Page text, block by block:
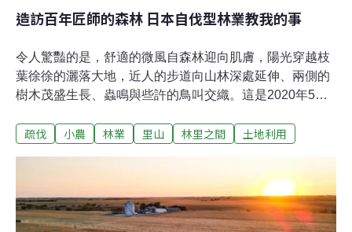
造訪百年匠師的森林 日本自伐型林業教我的事
令人驚豔的是，舒適的微風自森林迎向肌膚，陽光穿越枝
葉徐徐的灑落大地，近人的步道向山林深處延伸、兩側的
樹木茂盛生長、蟲鳴與些許的鳥叫交織。這是2020年5
自伐型林業，以台灣人熟悉的方式解釋，就是林業版本的
的日本人，大多從祖先輩繼承家族持有百年以上的森林，
少部分的家族在此經營了上百年的林業[2]，漫長歲月付諸
森林工作，了解山、樹木及人類與自然應對的關係，並將
疏伐 小農 林業 里山 林里之間 土地利用